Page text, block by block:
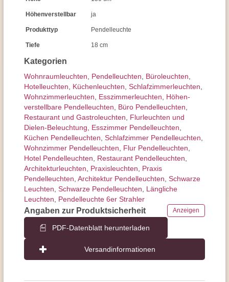
Kategorien
Wohnraum­leuchten Pendel­leuchten Büroleuchten
Hotelleuchten
Küchenleuchten Schlafzimmer­leuchten
Wohnzimmer­leuchten
Esszimmer­­leuchten
Höhen­
verstellbare Pendelleuchten
Büro Pendelleuchten
Restaurant und Gastroleuchten
Flurleuchten und
Dielen-Beleuchtung
Esszimmer Pendelleuchten
Küchen Pendelleuchten Schlafzimmer Pendelleuchten
Wohnzimmer Pendelleuchten
Flur Pendelleuchten
Hotel Pendelleuchten
Restaurant Pendelleuchten
Architektur­leuchten
Praxisleuchten
Praxis
Pendelleuchten Architektur Pendelleuchten Schwarze
Leuchten Schwarze Pendelleuchten
Längliche
Leuchten
Pendelleuchte 6er Strahler
Angaben zur Produktsicherheit Anzeigen
PDF-Datenblatt herunterladen
Versandinformationen
Höhenverstellbar ja
Produkttyp Pendelleuchte
Tiefe 18 cm